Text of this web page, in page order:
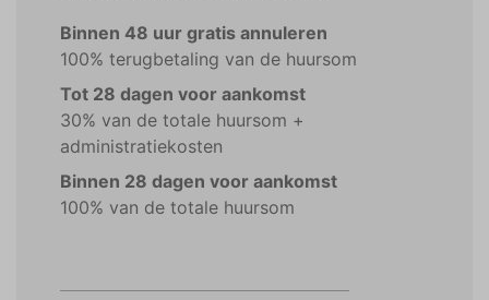
Binnen 48 uur gratis annuleren
100% terugbetaling van de huursom
Tot 28 dagen voor aankomst
30% van de totale huursom +
administratiekosten
Binnen 28 dagen voor aankomst
100% van de totale huursom